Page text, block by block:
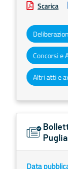
Scarica
Concorsi e
Data